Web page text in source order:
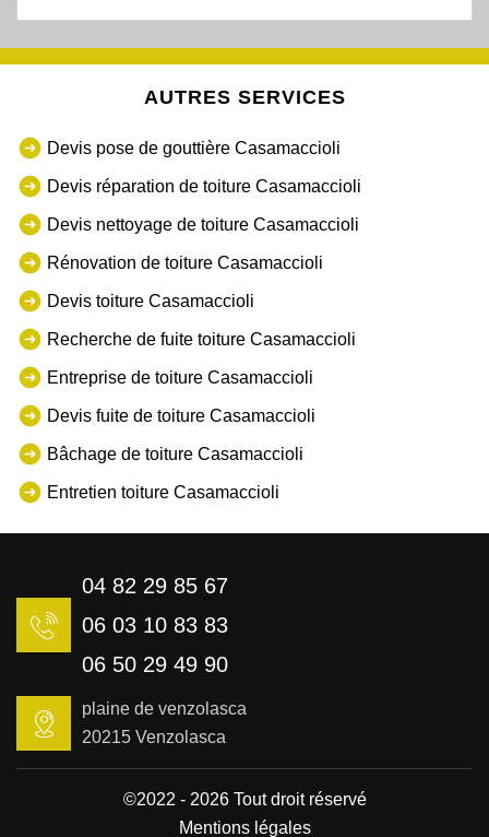
AUTRES SERVICES
Devis pose de gouttière Casamaccioli
Devis réparation de toiture Casamaccioli
Devis nettoyage de toiture Casamaccioli
Rénovation de toiture Casamaccioli
Devis toiture Casamaccioli
Recherche de fuite toiture Casamaccioli
Entreprise de toiture Casamaccioli
Devis fuite de toiture Casamaccioli
Bâchage de toiture Casamaccioli
Entretien toiture Casamaccioli
04 82 29 85 67
06 03 10 83 83
06 50 29 49 90
plaine de venzolasca
20215 Venzolasca
©2022 - 2026 Tout droit réservé
Mentions légales